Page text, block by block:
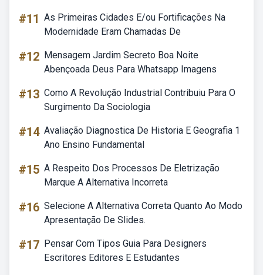
#11 As Primeiras Cidades E/ou Fortificações Na
Modernidade Eram Chamadas De
#12 Mensagem Jardim Secreto Boa Noite
Abençoada Deus Para Whatsapp Imagens
#13 Como A Revolução Industrial Contribuiu Para O
Surgimento Da Sociologia
#14 Avaliação Diagnostica De Historia E Geografia 1
Ano Ensino Fundamental
#15 A Respeito Dos Processos De Eletrização
Marque A Alternativa Incorreta
#16 Selecione A Alternativa Correta Quanto Ao Modo
Apresentação De Slides.
#17 Pensar Com Tipos Guia Para Designers
Escritores Editores E Estudantes